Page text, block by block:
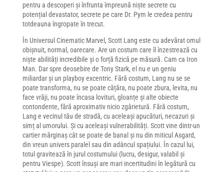
pentru a descoperi și înfrunta împreună niște secrete cu
potențial devastator, secrete pe care Dr. Pym le credea pentru
totdeauna îngropate în trecut.
În Universul Cinematic Marvel, Scott Lang este cu adevărat omul
obișnuit, normal, oarecare. Are un costum care îl înzestrează cu
niște abilități incredibile și o forță fizică pe măsură. Cam ca Iron
Man. Dar spre deosebire de Tony Stark, el nu e un geniu
miliardar și un playboy excentric. Fără costum, Lang nu se se
poate transforma, nu se poate cățăra, nu poate zbura, levita, nu
face vrăji, nu poate încasa lovituri, gloanțe și alte obiecte
contondente, fără aproximativ nicio zgârietură. Fără costum,
Lang e vecinul tău de stradă, cu aceleași apucături, necazuri și
simț al umorului. Și cu aceleași vulnerabilități. Scott vine dintr-un
cartier mărginaș cât se poate de banal și nu din miticul Asgard,
din vreun univers paralel sau din adâncul spațiului. În cazul lui,
totul gravitează în jurul costumului (lucru, desigur, valabil și
pentru Viespe). Scott însuși are mari incertitudini în legătură cu